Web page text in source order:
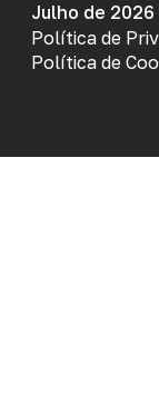
Julho de 2026
Política de
Política de